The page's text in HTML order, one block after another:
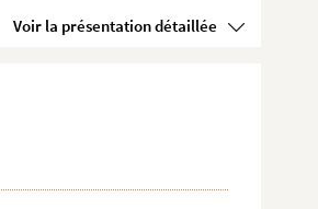
Voir la présentation détaillée